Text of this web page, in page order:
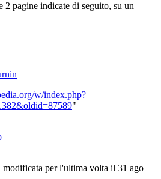
2 pagine indicate di seguito, su un
w/index.php?
"
modificata per l'ultima volta il 31 ago